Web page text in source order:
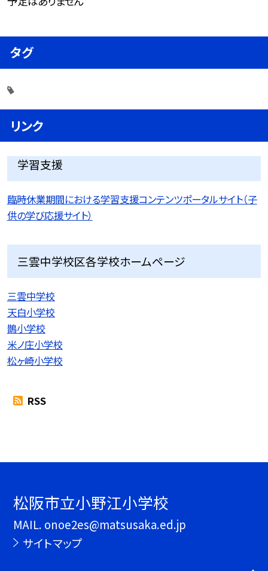
タグ
リンク
学習支援
臨時休業期間における学習支援コンテンツポータルサイト（子
供の学び応援サイト）
三雲中学校区各学校ホームページ
三雲中学校
天白小学校
鵲小学校
米ノ庄小学校
松ヶ崎小学校
RSS
松阪市立小野江小学校
MAIL. onoe2es@matsusaka.ed.jp
サイトマップ